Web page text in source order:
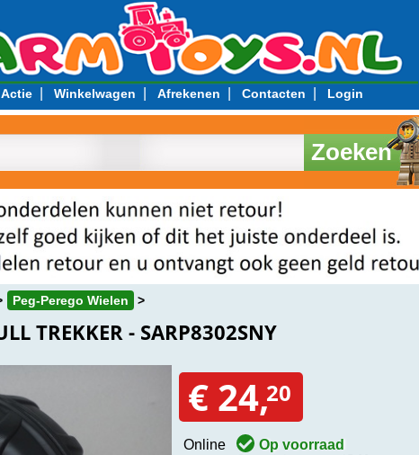
| Winkelwagen Afrekenen Contacten Login
Zoeken
Peg-Perego Wielen
TREKKER - SARP8302SNY
€ 24,20
Online Op voorraad